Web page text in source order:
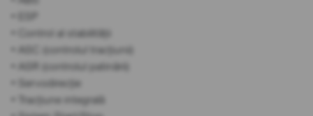
• Control al stabilității
• ASC (controlul tracțiunii)
• ASR (controlul patinării)
• Servodirecție
• Tracțiune integrală